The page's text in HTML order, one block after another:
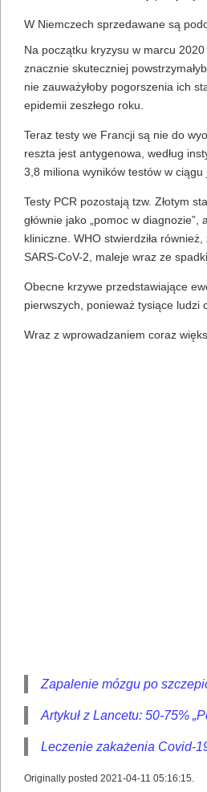
W Niemczech sprzedawane są
Na początku kryzysu w marcu
znacznie skuteczniej
nie zauważyłoby pogorszenia ich
epidemii zeszłego roku.
Teraz testy we Francji są nie do
reszta jest antygenowa, według
3,8 miliona wyników testów w
Testy PCR pozostają tzw. Złotym
głównie jako „pomoc w
kliniczne. WHO stwierdziła
SARS-CoV-2, maleje wraz ze
Obecne krzywe przedstawiające
pierwszych, ponieważ tysiące ludzi
Wraz z wprowadzaniem coraz
Zapalenie mózgu po
Artykuł z Lancetu: 50-75%
Leczenie zakażenia Covid-
Originally posted 2021-04-11 05:16:15.